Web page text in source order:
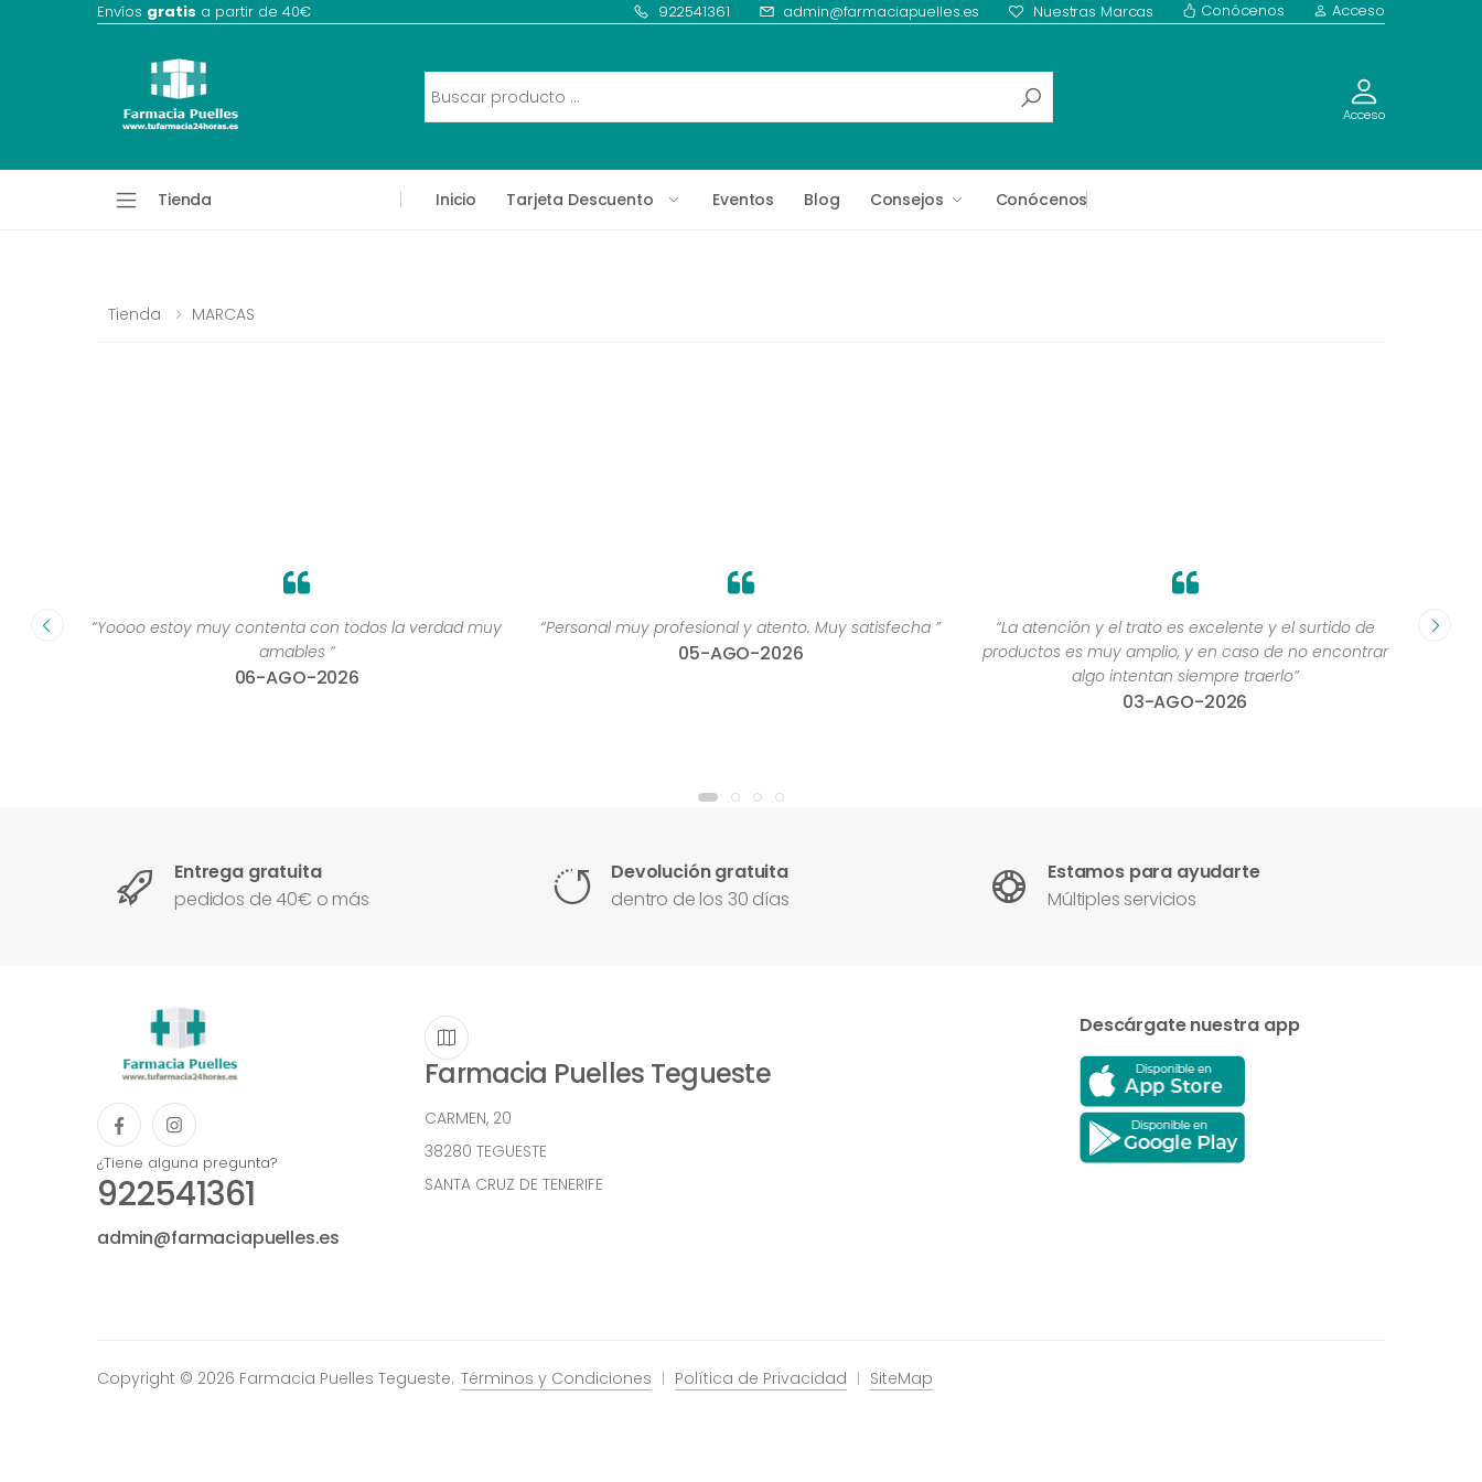
Envíos gratis a partir de 40€ 922541361 admin@farmaciapuelles.es Nuestras Marcas Conócenos Acceso
Acceso
Tienda Inicio Tarjeta Descuento Eventos Blog Consejos Conócenos
Tienda MARCAS
“Yoooo estoy muy contenta con todos la verdad muy
amables ”
06-AGO-2026
“Personal muy profesional y atento. Muy satisfecha ”
05-AGO-2026
“La atención y el trato es excelente y el surtido de
productos es muy amplio, y en caso de no encontrar
algo intentan siempre traerlo”
03-AGO-2026
Entrega gratuita
pedidos de 40€ o más
Devolución gratuita
dentro de los 30 días
Estamos para ayudarte
Múltiples servicios
¿Tiene alguna pregunta?
922541361
admin@farmaciapuelles.es
Farmacia Puelles Tegueste
CARMEN, 20
38280 TEGUESTE
SANTA CRUZ DE TENERIFE
Descárgate nuestra app
Copyright © 2026 Farmacia Puelles Tegueste. Términos y Condiciones Política de Privacidad SiteMap